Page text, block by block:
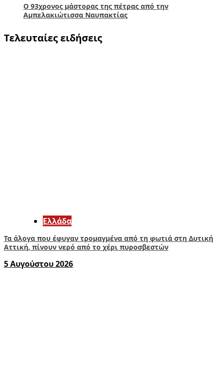
Ο 93χρονος μάστορας της πέτρας από την
Αμπελακιώτισσα Ναυπακτίας
Τελευταίες ειδήσεις
Ελλάδα
Τα άλογα που έφυγαν τρομαγμένα από τη φωτιά στη Δυτική
Αττική, πίνουν νερό από το χέρι πυροσβεστών
5 Αυγούστου 2026